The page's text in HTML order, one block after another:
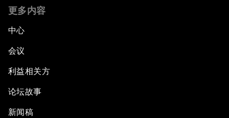
更多内容
中心
会议
利益相关方
论坛故事
新闻稿